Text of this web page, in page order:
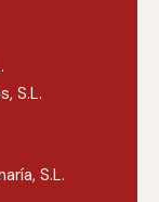
S.L.
S.L.